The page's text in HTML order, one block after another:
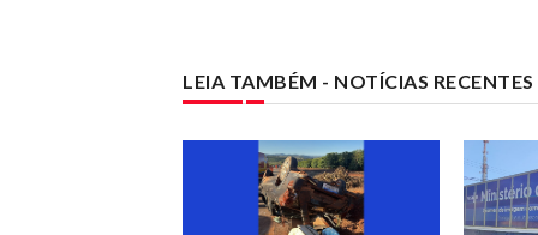
LEIA TAMBÉM - NOTÍCIAS